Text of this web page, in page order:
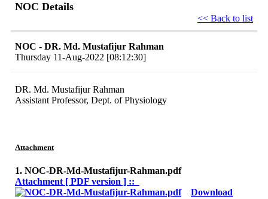
NOC Details
<< Back to list
NOC - DR. Md. Mustafijur Rahman
Thursday 11-Aug-2022 [08:12:30]
DR. Md. Mustafijur Rahman
Assistant Professor, Dept. of Physiology
Attachment
1. NOC-DR-Md-Mustafijur-Rahman.pdf
Attachment [ PDF version ] ::
Download